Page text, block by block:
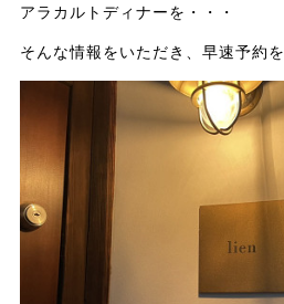
アラカルトディナーを・・・
そんな情報をいただき、早速予約を